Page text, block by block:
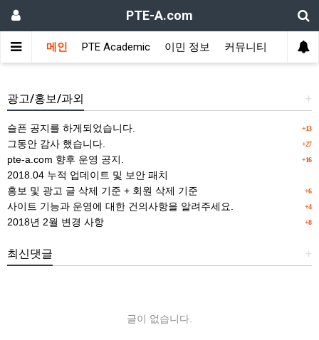
PTE-A.com
메인 PTE Academic 이민 정보 커뮤니티
위젯설정에서 사용할 타이틀을 등록해 주세요.
+
광고/홍보/과외
+13
슬픈 공지를 하게되었습니다.
+27
그동안 감사 했습니다.
+16
pte-a.com 향후 운영 공지.
2018.04 누적 업데이트 및 보안 패치
+6
홍보 및 광고 글 삭제 기준 + 회원 삭제 기준
+4
사이트 기능과 운영에 대한 건의사항을 알려주세요.
+8
2018년 2월 변경 사항
+
최신댓글
글이 없습니다.